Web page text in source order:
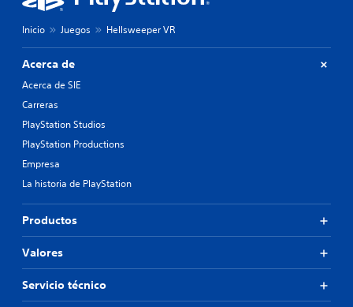
Inicio Juegos Hellsweeper VR
Acerca de
Acerca de SIE
Carreras
PlayStation Studios
PlayStation Productions
Empresa
La historia de PlayStation
Productos
Valores
Servicio técnico